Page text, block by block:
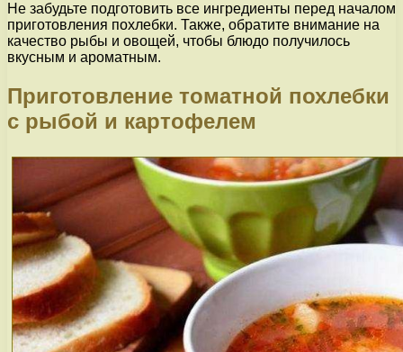
Не забудьте подготовить все ингредиенты перед началом
приготовления похлебки. Также, обратите внимание на
качество рыбы и овощей, чтобы блюдо получилось
вкусным и ароматным.
Приготовление томатной похлебки
с рыбой и картофелем